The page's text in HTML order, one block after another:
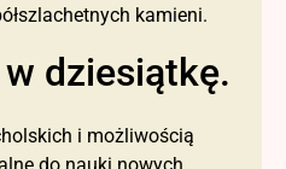
kamieni.
dziesiątkę.
i możliwością